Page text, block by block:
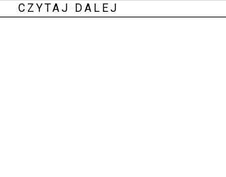
CZY­TAJ DALEJ